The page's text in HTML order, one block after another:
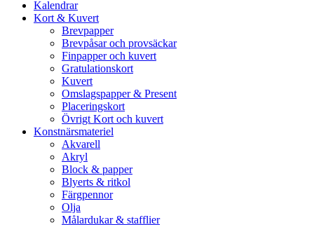
Kalendrar
Kort & Kuvert
Brevpapper
Brevpåsar och provsäckar
Finpapper och kuvert
Gratulationskort
Kuvert
Omslagspapper & Present
Placeringskort
Övrigt Kort och kuvert
Konstnärsmateriel
Akvarell
Akryl
Block & papper
Blyerts & ritkol
Färgpennor
Olja
Målardukar & stafflier